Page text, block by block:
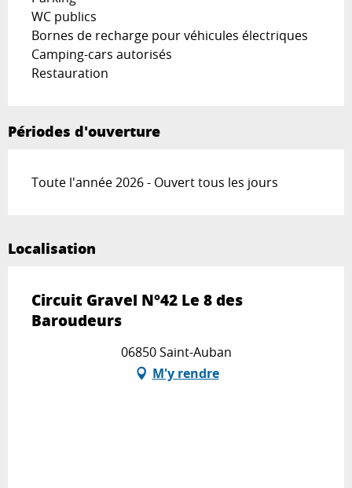
WC publics
Bornes de recharge pour véhicules électriques
Camping-cars autorisés
Restauration
Périodes d'ouverture
Toute l'année 2026 - Ouvert tous les jours
Localisation
Circuit Gravel N°42 Le 8 des
Baroudeurs
06850 Saint-Auban
M'y rendre